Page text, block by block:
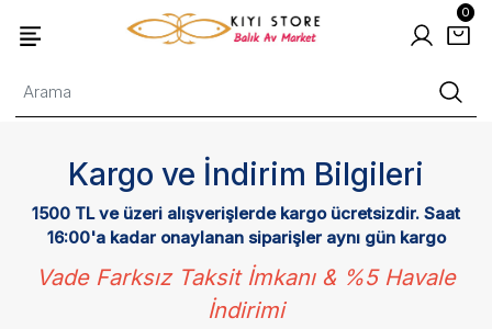
0
Kargo ve İndirim Bilgileri
1500 TL ve üzeri alışverişlerde kargo ücretsizdir. Saat
16:00'a kadar onaylanan siparişler aynı gün kargo
Vade Farksız Taksit İmkanı & %5 Havale
İndirimi